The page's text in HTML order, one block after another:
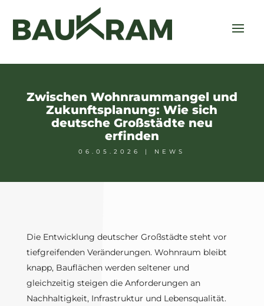
Zwischen Wohnraummangel und
Zukunftsplanung: Wie sich
deutsche Großstädte neu
erfinden
06.05.2026 | NEWS
Die Entwicklung deutscher Großstädte steht vor
tiefgreifenden Veränderungen. Wohnraum bleibt
knapp, Bauflächen werden seltener und
gleichzeitig steigen die Anforderungen an
Nachhaltigkeit, Infrastruktur und Lebensqualität.